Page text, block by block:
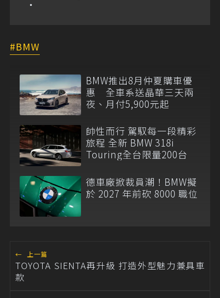
BMW
BMW推出8月仲夏購車優
惠 全車系送晶華三天兩
夜、月付5,900元起
帥性而行 駕馭每一段精彩
旅程 全新 BMW 318i
Touring全台限量200台
德車廠掀裁員潮！BMW擬
於 2027 年前砍 8000 職位
← 上一篇
TOYOTA SIENTA再升級 打造外型魅力兼具車
款